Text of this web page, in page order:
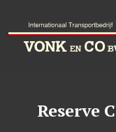
Reserve